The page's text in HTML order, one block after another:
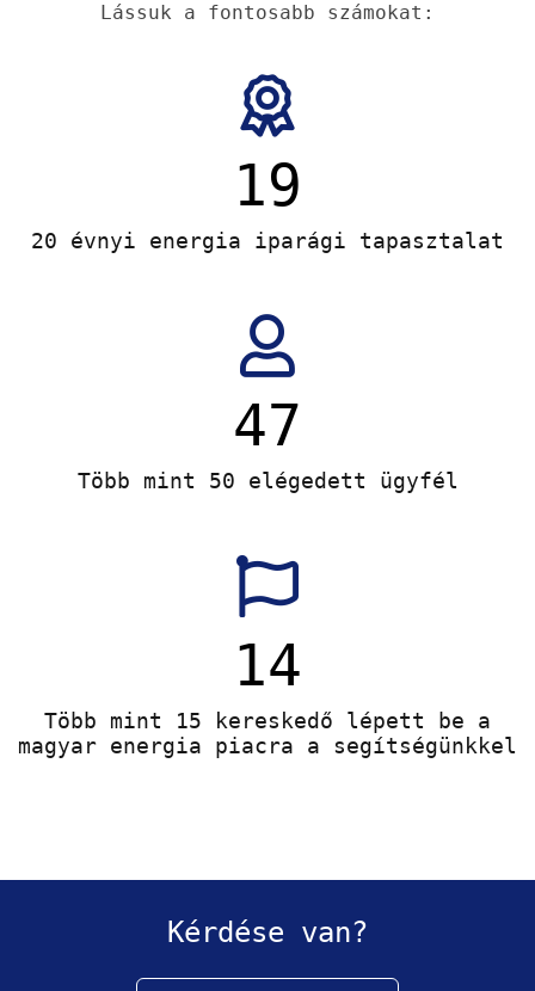
Lássuk a fontosabb számokat:
20
20 évnyi energia iparági tapasztalat
50
Több mint 50 elégedett ügyfél
15
Több mint 15 kereskedő lépett be a
magyar energia piacra a segítségünkkel
Kérdése van?